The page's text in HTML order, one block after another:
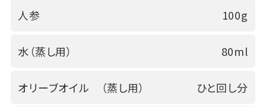
人参 100g
水（蒸し用） 80ml
オリーブオイル （蒸し用） ひと回し分